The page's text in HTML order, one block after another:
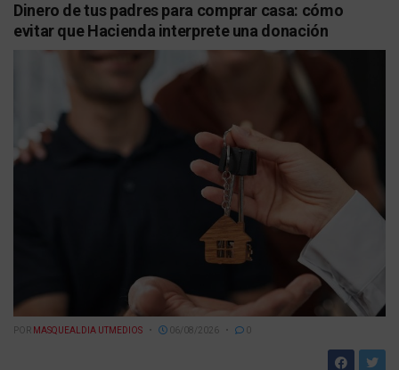
Dinero de tus padres para comprar casa: cómo
evitar que Hacienda interprete una donación
POR MASQUEALDIA UTMEDIOS 06/08/2026 0